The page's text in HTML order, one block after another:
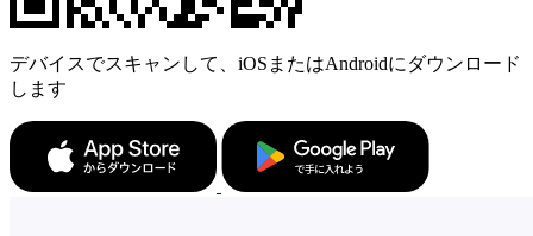
デバイスでスキャンして、iOSまたはAndroidにダウンロード
します